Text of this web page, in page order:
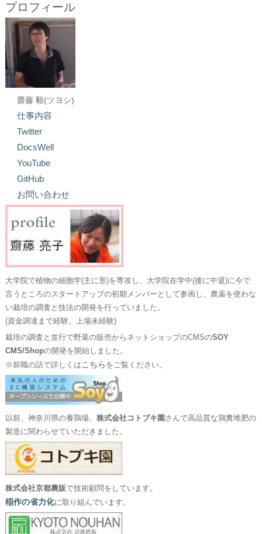
プロフィール
齋藤 毅(ツヨシ)
仕事内容
Twitter
DocsWell
YouTube
GitHub
お問い合わせ
大学院で植物の細胞学(主に形)を専攻し、大学院在学中(後に中退)に今で
言うところのスタートアップの初期メンバーとして参画し、農薬を使わな
い栽培の調査と技法の開発を行っていました。
(資金調達まで経験。上場未経験)
栽培の調査と並行で野菜の販売からネットショップのCMSのSOY
CMS/Shopの開発を開始しました。
※前職の話で詳しくはこちら をご覧ください。
以前、神奈川県の養鶏場、 株式会社コトブキ園 さんで高品質な鶏糞堆肥の
製造に関わらせていただきました。
株式会社京都農販で技術顧問をしています。
稲作の省力化に取り組んでいます。